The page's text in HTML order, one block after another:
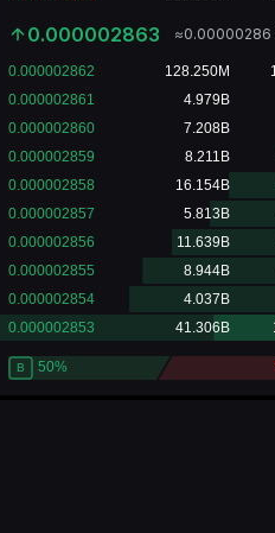
0.000002863 ≈0.00000286